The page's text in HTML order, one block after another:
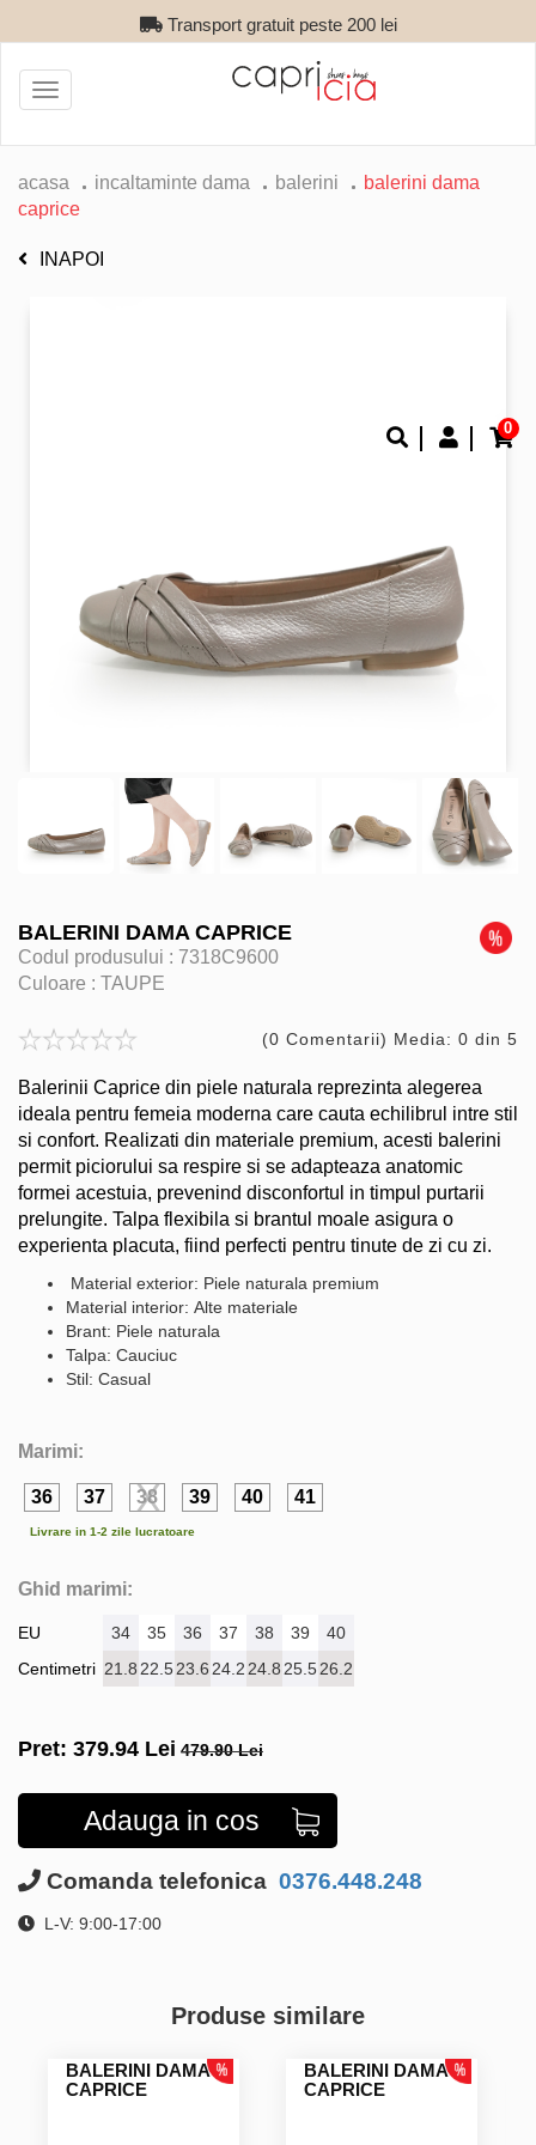
Transport gratuit peste 200 lei
0
Toggle
navigation
acasa incaltaminte dama balerini
balerini dama
caprice
INAPOI
BALERINI DAMA CAPRICE
Codul produsului : 7318C9600
Culoare : TAUPE
(0 Comentarii) Media: 0 din 5
Balerinii Caprice din piele naturala reprezinta alegerea
ideala pentru femeia moderna care cauta echilibrul intre stil
si confort. Realizati din materiale premium, acesti balerini
permit piciorului sa respire si se adapteaza anatomic
formei acestuia, prevenind disconfortul in timpul purtarii
prelungite. Talpa flexibila si brantul moale asigura o
experienta placuta, fiind perfecti pentru tinute de zi cu zi.
Material exterior: Piele naturala premium
Material interior: Alte materiale
Brant: Piele naturala
Talpa: Cauciuc
Stil: Casual
Marimi:
36 37 38 39 40 41
Livrare in 1-2 zile lucratoare
Ghid marimi:
EU
Centimetri
34 35 36 37 38 39
40
21.8 22.523.6 24.2 24.8 25.526.2
Pret: 379.94 Lei 479.90 Lei
Adauga in cos
Comanda telefonica 0376.448.248
L-V: 9:00-17:00
Produse similare
BALERINI DAMA
CAPRICE
BALERINI DAMA
CAPRICE